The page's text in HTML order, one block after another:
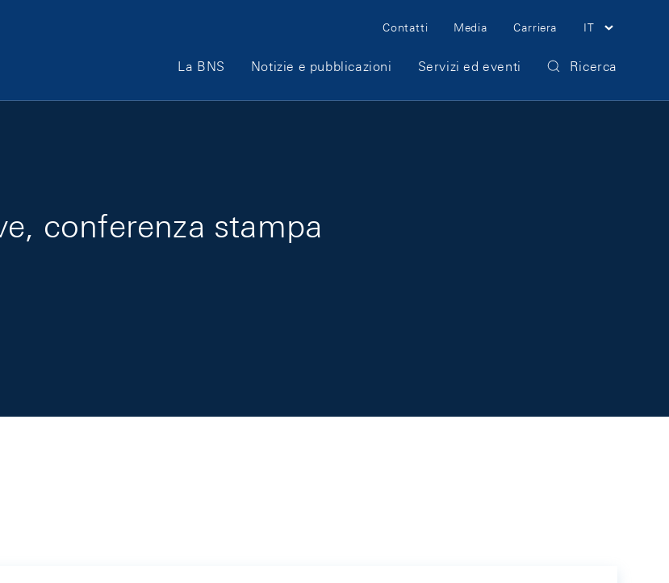
Meta Navigation
Contatti Media Carriera IT
Main Navigation
La BNS Notizie e pubblicazioni Servizi ed eventi Ricerca
conferenza stampa